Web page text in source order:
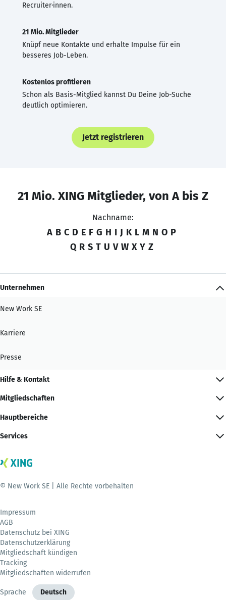
Recruiter·innen.
21 Mio. Mitglieder
Knüpf neue Kontakte und erhalte Impulse für ein
besseres Job-Leben.
Kostenlos profitieren
Schon als Basis-Mitglied kannst Du Deine Job-Suche
deutlich optimieren.
Jetzt registrieren
21 Mio. XING Mitglieder, von A bis Z
Nachname:
A B C D E F G H I J K L M N O P
Q R S T U V W X Y Z
Unternehmen
New Work SE
Karriere
Presse
Hilfe & Kontakt
Mitgliedschaften
Hauptbereiche
Services
© New Work SE | Alle Rechte vorbehalten
Impressum
AGB
Datenschutz bei XING
Datenschutzerklärung
Mitgliedschaft kündigen
Tracking
Mitgliedschaften widerrufen
Sprache Deutsch